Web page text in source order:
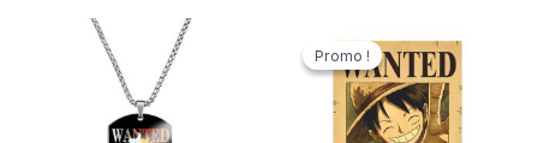
Promo !
Promo !
prix
initial
était :
14,90€.
prix
actuel
est :
9,00€.